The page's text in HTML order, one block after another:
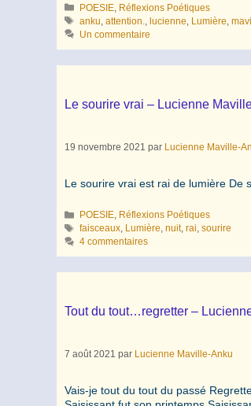
Catégories
POESIE Réflexions Poétiques
Étiquettes
anku ,attention. ,lucienne Lumière ,
Un commentaire
Le sourire vrai – Lucienne
19 novembre 2021 par Lucienne Maville-
Le sourire vrai est rai de lumière De
Catégories
POESIE, Réflexions Poétiques
Étiquettes
faisceaux, Lumière,nuit,rai,sourire
4 commentaires
Tout du tout…regretter –
7 août 2021 par Lucienne Maville-Anku
Vais-je tout du tout du passé